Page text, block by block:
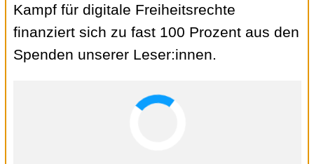
Kampf für digitale Freiheitsrechte
finanziert sich zu fast 100 Prozent aus den
Spenden unserer Leser:innen.